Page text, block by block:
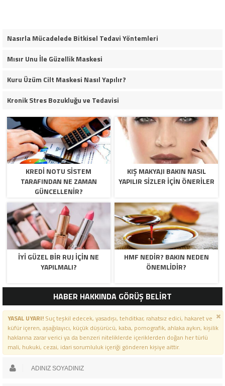
Nasırla Mücadelede Bitkisel Tedavi Yöntemleri
Mısır Unu İle Güzellik Maskesi
Kuru Üzüm Cilt Maskesi Nasıl Yapılır?
Kronik Stres Bozukluğu ve Tedavisi
KREDI NOTU SISTEM
TARAFINDAN NE ZAMAN
GÜNCELLENIR?
KIŞ MAKYAJI BAKIN NASIL
YAPILIR SIZLER İÇIN ÖNERILER
İYI GÜZEL BIR RUJ İÇIN NE
YAPILMALI?
HMF NEDIR? BAKIN NEDEN
ÖNEMLIDIR?
HABER HAKKINDA GÖRÜŞ BELİRT
YASAL UYARI!Suç teşkil edecek, yasadışı, tehditkar, rahatsız edici, hakaret ve
küfür içeren, aşağılayıcı, küçük düşürücü, kaba, pornografik, ahlaka aykırı, kişilik
haklarına zarar verici ya da benzeri niteliklerde içeriklerden doğan her türlü
mali, hukuki, cezai, idari sorumluluk içeriği gönderen kişiye aittir.